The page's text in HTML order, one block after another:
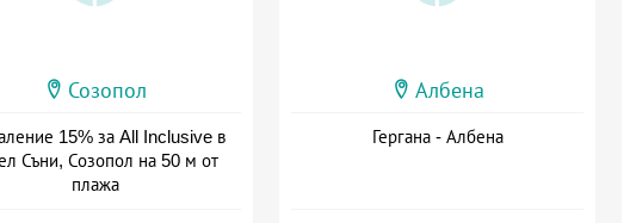
Созопол
15% за All Inclusive в
Съни, Созопол на 50 м от
плажа
Албена
Гергана - Албена